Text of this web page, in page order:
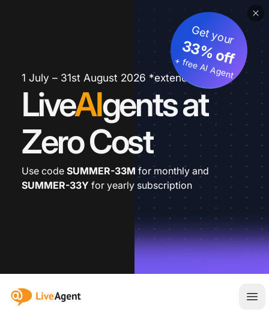
1 July – 31st August 2026 *extended
LiveAIgents at
Zero Cost
Get your
33% off
+ free AI Agent
Use code SUMMER-33M for monthly and
SUMMER-33Y for yearly subscription
:site.title